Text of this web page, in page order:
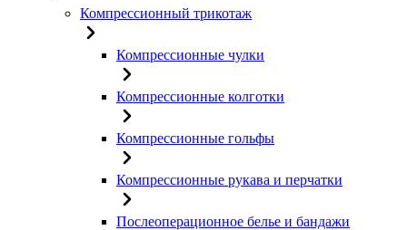
Компрессионный трикотаж
Компрессионные чулки
Компрессионные колготки
Компрессионные гольфы
Компрессионные рукава и перчатки
Послеоперационное белье и бандажи